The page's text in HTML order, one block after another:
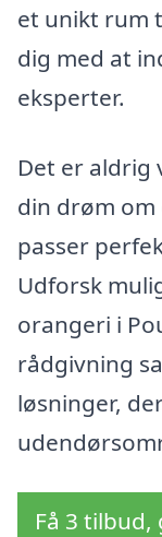
et unikt rum
dig med at
eksperter.
Det er aldrig
din drøm om
passer
Udforsk
orangeri i
rådgivning
løsninger,
Få 3